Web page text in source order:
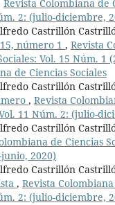
Revista Colombiana de
2: (julio-diciembre,
Castrillón
número 1 , Revista
Vol. 15 Núm. 1
de Ciencias Sociales
Castrillón
, Revista
11 Núm. 2: (julio-
Castrillón
de Ciencias
2020)
Castrillón
, Revista
2: (julio-diciembre,